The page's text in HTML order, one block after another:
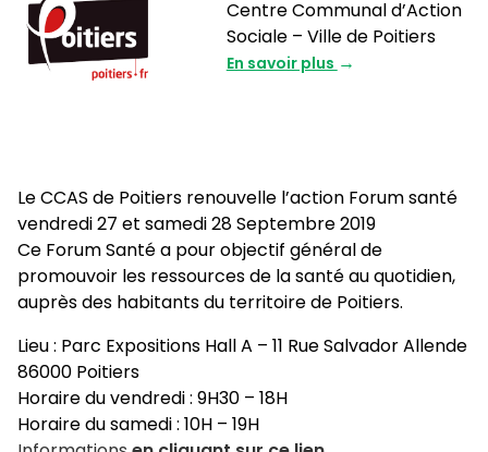
Centre Communal d’Action
Sociale – Ville de Poitiers
En savoir plus
Le CCAS de Poitiers renouvelle l’action Forum santé
vendredi 27 et samedi 28 Septembre 2019
Ce Forum Santé a pour objectif général de
promouvoir les ressources de la santé au quotidien,
auprès des habitants du territoire de Poitiers.
Lieu : Parc Expositions Hall A – 11 Rue Salvador Allende
86000 Poitiers
Horaire du vendredi : 9H30 – 18H
Horaire du samedi : 10H – 19H